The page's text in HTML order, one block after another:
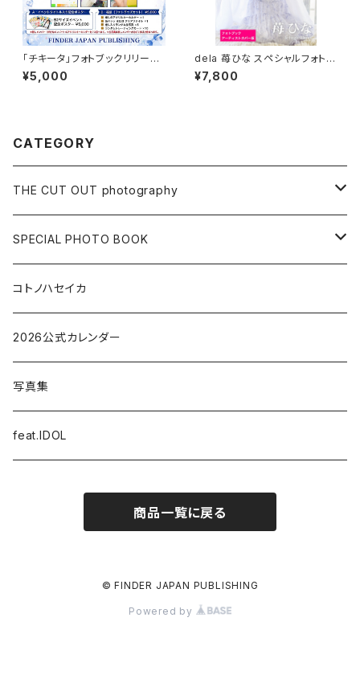
「チキータ」フォトブックリリース
記念オフィシャルフォトグッズ限
定販売！
¥5,000
dela 苺ひな スペシャルフォトブ
ック＆公式プロモーションブック
¥7,800
CATEGORY
THE CUT OUT photography
MENS ARTIST
GIRLS ARTIST
SPECIAL PHOTO BOOK
LIVE PHOTO BOOK
LOCATION PHOTO BOOK
STUDIO PHOTO BOOK
STYLE BOOK
コトノハセイカ
2026公式カレンダー
写真集
feat.IDOL
商品一覧に戻る
© FINDER JAPAN PUBLISHING
Powered by